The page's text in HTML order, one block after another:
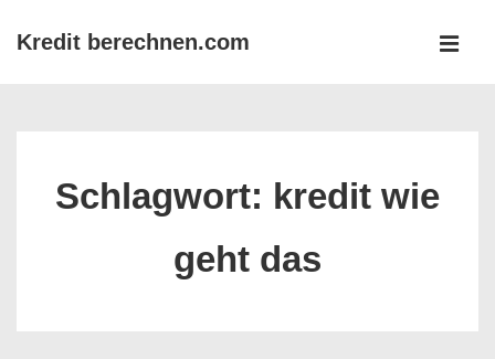
ZumKredit berechnen.com
Schlagwort: kredit wie
geht das